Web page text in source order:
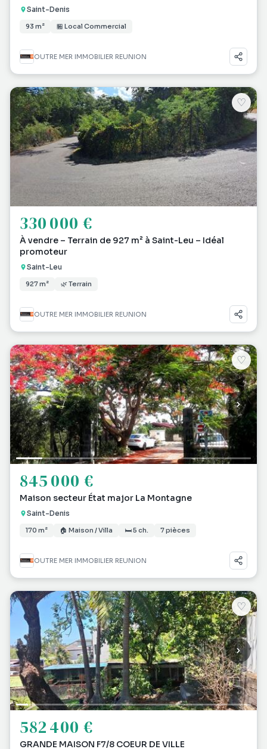
Saint-Denis
93 m² 🏪 Local Commercial
OUTRE MER IMMOBILIER REUNION
♡
330 000 €
À vendre – Terrain de 927 m² à Saint-Leu – Idéal
promoteur
Saint-Leu
927 m² 🌿 Terrain
OUTRE MER IMMOBILIER REUNION
♡
845 000 €
Maison secteur État major La Montagne
Saint-Denis
170 m² 🏠 Maison / Villa 🛏 5 ch. 7 pièces
OUTRE MER IMMOBILIER REUNION
♡
582 400 €
GRANDE MAISON F7/8 COEUR DE VILLE